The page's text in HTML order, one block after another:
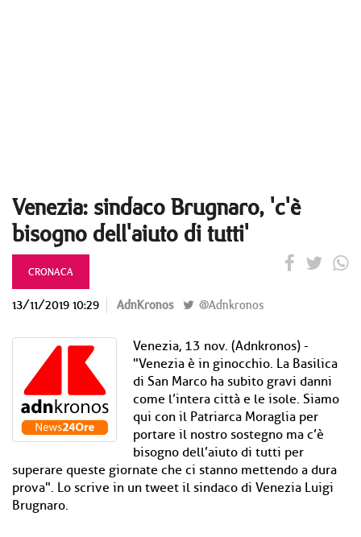
Venezia: sindaco Brugnaro, 'c'è
bisogno dell'aiuto di tutti'
CRONACA
13/11/2019 10:29 AdnKronos @Adnkronos
Venezia, 13 nov. (Adnkronos) -
"Venezia è in ginocchio. La Basilica
di San Marco ha subito gravi danni
come l’intera città e le isole. Siamo
qui con il Patriarca Moraglia per
portare il nostro sostegno ma c’è
bisogno dell’aiuto di tutti per
superare queste giornate che ci stanno mettendo a dura
prova". Lo scrive in un tweet il sindaco di Venezia Luigi
Brugnaro.